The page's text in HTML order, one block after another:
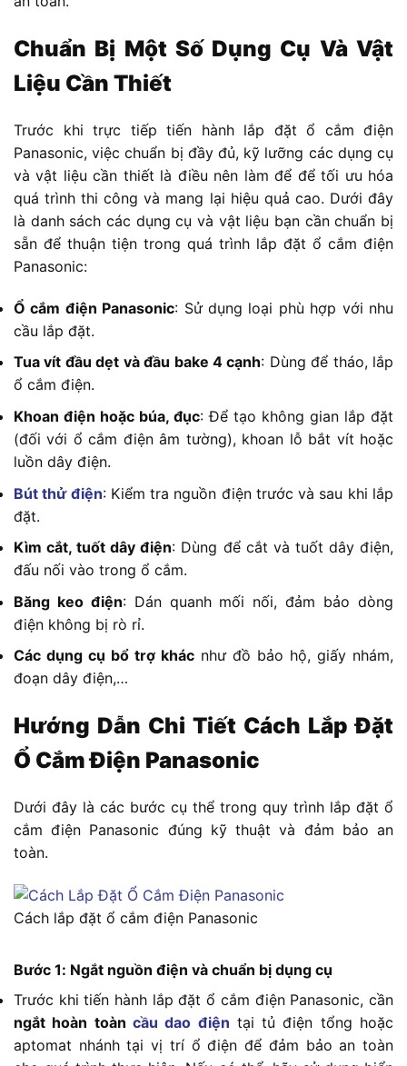
Chuẩn Bị Một Số Dụng Cụ Và Vật
Liệu Cần Thiết
Trước khi trực tiếp tiến hành lắp đặt ổ cắm điện
Panasonic, việc chuẩn bị đầy đủ, kỹ lưỡng các dụng cụ
và vật liệu cần thiết là điều nên làm để để tối ưu hóa
quá trình thi công và mang lại hiệu quả cao. Dưới đây
là danh sách các dụng cụ và vật liệu bạn cần chuẩn bị
sẵn để thuận tiện trong quá trình lắp đặt ổ cắm điện
Panasonic:
Ổ cắm điện Panasonic: Sử dụng loại phù hợp với nhu
cầu lắp đặt.
Tua vít đầu dẹt và đầu bake 4 cạnh: Dùng để tháo, lắp
ổ cắm điện.
Khoan điện hoặc búa, đục: Để tạo không gian lắp đặt
(đối với ổ cắm điện âm tường), khoan lỗ bắt vít hoặc
luồn dây điện.
Bút thử điện: Kiểm tra nguồn điện trước và sau khi lắp
đặt.
Kìm cắt, tuốt dây điện: Dùng để cắt và tuốt dây điện,
đấu nối vào trong ổ cắm.
Băng keo điện: Dán quanh mối nối, đảm bảo dòng
điện không bị rò rỉ.
Các dụng cụ bổ trợ khác như đồ bảo hộ, giấy nhám,
đoạn dây điện,…
Hướng Dẫn Chi Tiết Cách Lắp Đặt
Ổ Cắm Điện Panasonic
Dưới đây là các bước cụ thể trong quy trình lắp đặt ổ
cắm điện Panasonic đúng kỹ thuật và đảm bảo an
toàn.
Cách lắp đặt ổ cắm điện Panasonic
Bước 1: Ngắt nguồn điện và chuẩn bị dụng cụ
Trước khi tiến hành lắp đặt ổ cắm điện Panasonic, cần
ngắt hoàn toàn cầu dao điện tại tủ điện tổng hoặc
aptomat nhánh tại vị trí ổ điện để đảm bảo an toàn